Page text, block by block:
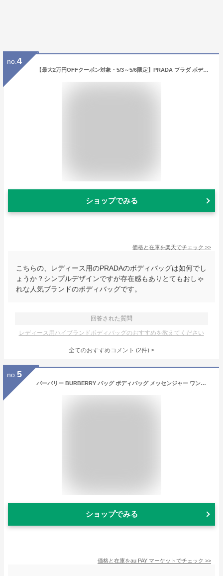
no. 4
【最大2万円OFFクーポン対象・5/3～5/6限定】PRADA プラダ ボディバッグ 2VL033 OOO 2DMH レディース Re Nylon リナイロン サフィアーノレザー ベルトバッグ トライアングルロゴ 鞄 F0002/NERO
ショップでみる
価格と在庫を楽天でチェック >>
こちらの、レディース用のPRADAのボディバッグは如何でし
ょうか？シンプルデザインですが存在感もありとてもおしゃ
れな人気ブランドのボディバッグです。
回答された質問
レディース用ハイブランドボディバッグのおすすめを教えてください
全てのおすすめコメント (2件) >
no. 5
バーバリー BURBERRY バッグ ボディバッグ メッセンジャー ワンショルダー 8058482 A1189 Marsupi BLACK Uomo メンズ レディース ブラン
ショップでみる
価格と在庫をau PAY マーケット でチェック >>